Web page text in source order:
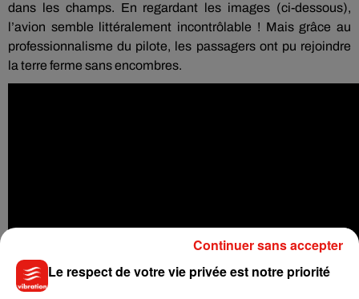
dans les champs. En regardant les images (ci-dessous),
l’avion semble littéralement incontrôlable ! Mais grâce au
professionnalisme du pilote, les passagers ont pu rejoindre
la terre ferme sans encombres.
Le respect de votre vie privée est notre priorité
Continuer sans accepter